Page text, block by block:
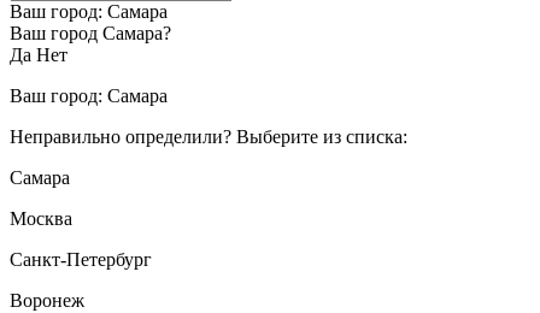
Ваш город: Самара
Ваш город Самара?
Да Нет
Ваш город: Самара
Неправильно определили? Выберите из списка:
Самара
Москва
Санкт-Петербург
Воронеж